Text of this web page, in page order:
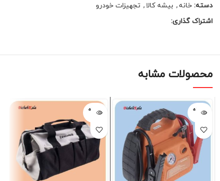
دسته: خانه , بیشه کالا , تجهیزات خودرو
اشتراک گذاری:
محصولات مشابه
فروخته
شده
فروخته
شده